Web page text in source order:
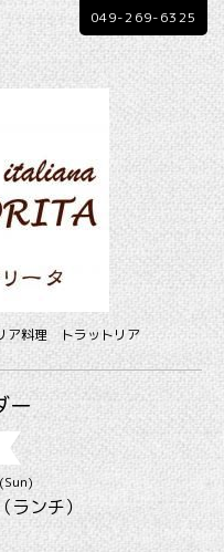
ア料理 トラットリア
049-269-6325
ー
ランチ）